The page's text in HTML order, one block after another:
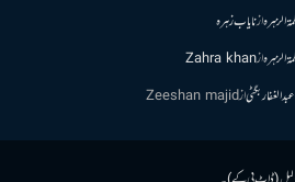
ازنایاب زہرہ
ازZahra khan
بگٹیازZeeshan majid